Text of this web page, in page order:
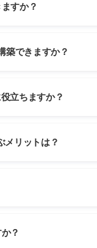
すか？
築できますか？
立ちますか？
リットは？
？